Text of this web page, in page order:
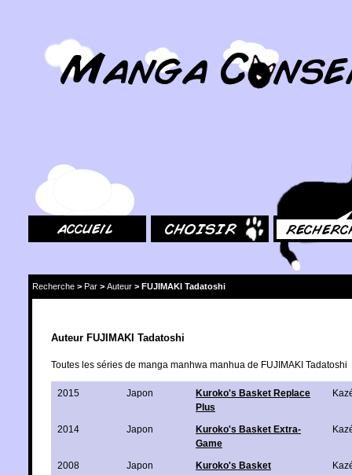
Recherche > Par > Auteur > FUJIMAKI Tadatoshi
Auteur FUJIMAKI Tadatoshi
Toutes les séries de manga manhwa manhua de FUJIMAKI Tadatoshi
2015 Japon
Kuroko's Basket Replace
Plus
2014 Japon
Kuroko's Basket Extra-
Game
2008 Japon Kuroko's Basket